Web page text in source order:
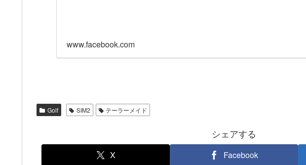
www.facebook.com
Golf SIM2 テーラーメイド
シェアする
X Facebook